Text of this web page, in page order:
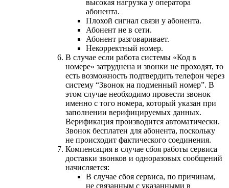
высокая нагрузка у оператора
абонента.
Плохой сигнал связи у абонента.
Абонент не в сети.
Абонент разговаривает.
Некорректный номер.
В случае если работа системы «Код в
номере» затруднена и звонки не проходят, то
есть возможность подтвердить телефон через
систему “Звонок на подменный номер”. В
этом случае необходимо провести звонок
именно с того номера, который указан при
заполнении верифицируемых данных.
Верификация производится автоматически.
Звонок бесплатен для абонента, поскольку
не происходит фактического соединения.
Компенсация в случае сбоя работы сервиса
доставки звонков и одноразовых сообщений
начисляется:
В случае сбоя сервиса, по причинам,
не связанным с указанными в